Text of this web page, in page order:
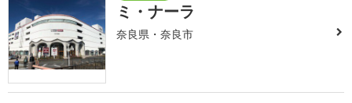
ミ・ナーラ
奈良県・奈良市